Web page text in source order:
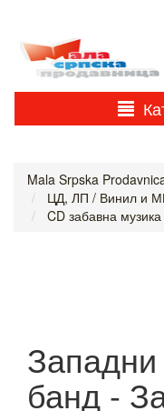
Mala Srpska
ЦД, ЛП / Винил и
CD забавна
банд -